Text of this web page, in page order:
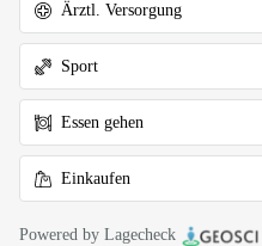
Ärztl. Versorgung
Sport
Essen gehen
Einkaufen
Powered by Lagecheck